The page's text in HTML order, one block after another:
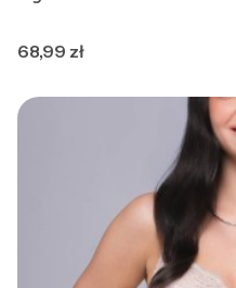
Cena
68,99 zł